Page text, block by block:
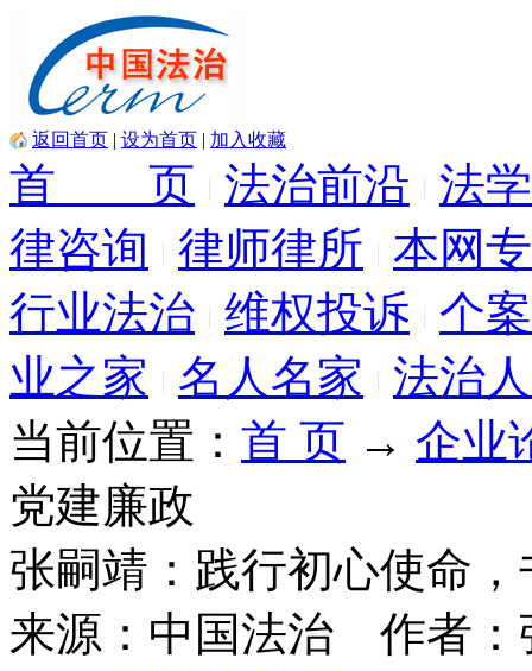
返回首页 | 设为首页 | 加入收藏
首 页 法治前沿
法
律咨询
律师律所
本网
行业法治 维权投诉
个
业之家
名人名家
法治
当前位置： 首 页 → 企业
党建廉政
张嗣靖：践行初心使命
来源： 中国法治 作者：